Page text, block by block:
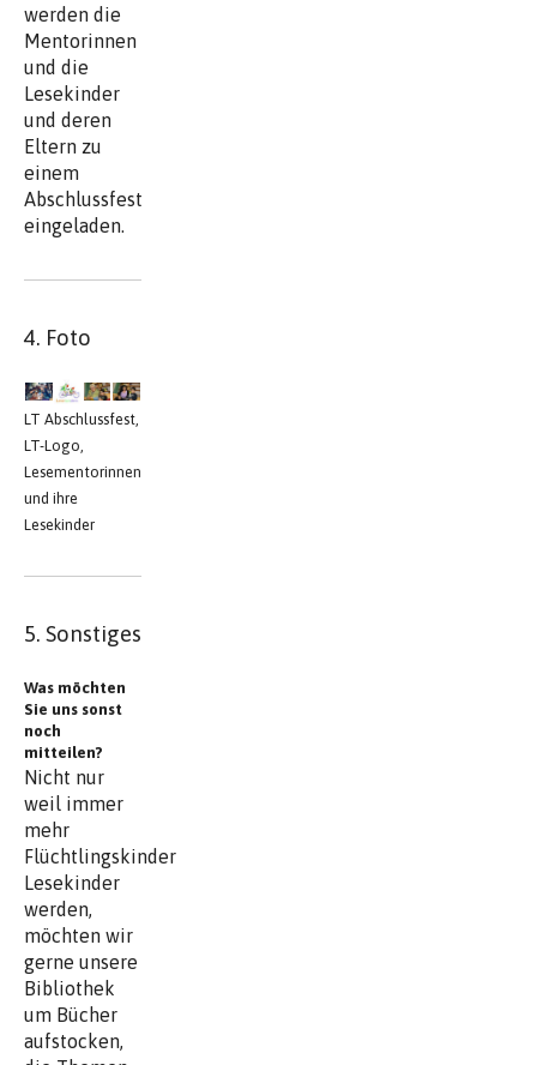
werden die
Mentorinnen
und die
Lesekinder
und deren
Eltern zu
einem
Abschlussfest
eingeladen.
4. Foto
LT Abschlussfest,
LT-Logo,
Lesementorinnen
und ihre
Lesekinder
5. Sonstiges
Was möchten
Sie uns sonst
noch
mitteilen?
Nicht nur
weil immer
mehr
Flüchtlingskinder
Lesekinder
werden,
möchten wir
gerne unsere
Bibliothek
um Bücher
aufstocken,